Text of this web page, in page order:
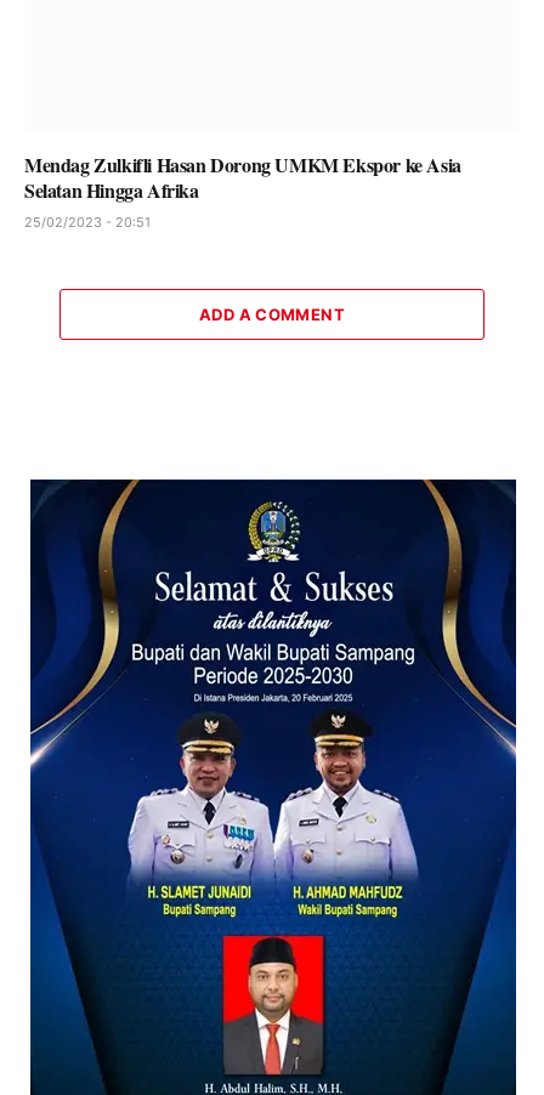
Mendag Zulkifli Hasan Dorong UMKM Ekspor ke Asia
Selatan Hingga Afrika
25/02/2023 - 20:51
ADD A COMMENT